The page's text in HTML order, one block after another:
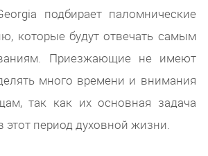
подбирает паломнические
которые будут отвечать самым
Приезжающие не имеют
много времени и внимания
так как их основная задача
этот период духовной жизни.